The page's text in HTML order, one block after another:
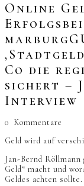
Online
Co die
sichert –
Interview
0 Kommentare
Geld wird auf
Jan-Bernd
Geld“ macht und
Geldes achten sollte.